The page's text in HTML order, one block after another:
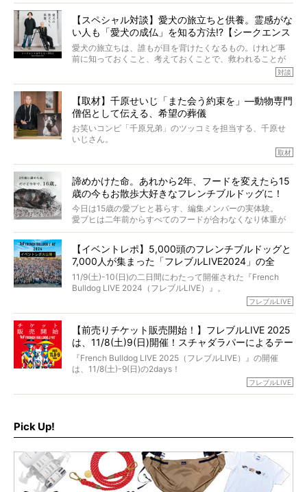
とりを目の当たりにするほどに、そのフレンチブルドッグ
愛がわたしたちのそれとまったく同じであることに、なん
だかうれしくなってしまったのでした。
春奈さんとアムちゃんのすてきな暮らしを、BUHI編集長の
小西がいつくしみながら、切り取らせていただきます。
【スペシャル対談】愛犬の旅立ちと供養。霊感がな
い人も「愛犬の成仏」を知る方法!?【シークエンス
はやとも×PELI】
愛犬の旅立ちは、誰もが目を背けたくなるもの。けれど事
前に知っておくこと、考えておくことで、救われることが
力をもつお笑い芸人「シークエンスはやとも」さんに、愛
犬の旅立ちや供養についてインタビュー。
インタビュアー兼対談相手は、大の犬好きで心霊分野の知
識にも長けているPELIさん。
「愛犬が旅立ったあと、ベッドやおもちゃはどうすればい
い？」「お骨はどうするべき？」「お花やお線香は喜んで
くれる？」
さらには、霊感がない人でも愛犬が成仏したことを知る方
法まで。
お笑い芸人だからこそ暗くなりすぎない、むしろ心がスッ
と軽くなる。
永久保存版のスペシャル対談です！
対談
【取材】千原せいじ「また会う約束を」―動物専門
僧侶として伝える、希望の葬儀
お笑いコンビ「千原兄弟」のツッコミを担当する、千原せ
いじさん。
今年で結成35周年を迎え、芸人としての活躍も目覚ましい
た。
僧侶としての名は「靖賢（せいけん）」。
当時54歳という年齢にして、なぜ動物専門僧侶という道を
選んだのか。
また、愛犬の旅立ちとどのように向き合うべきなのか。
た。
取材
諦めかけた命。あれから2年、フードを変えたら15
歳の今もお散歩大好きなフレンチブルドッグに！
今日は15歳の愛ブヒと暮らす、編集メンバーの実体験。
愛ブヒは二年前からすべてのフードが合わなくなり体重が
激減。検査をしても異常はなく「年齢のせいですね…」と言
もう諦めるしかないのかな…そんなとき、我が家に届いたの
が「THE fu-do(ザ・フード)」の試食品でした。
そして「THE fu-do(ザ・フード)」を食べつづけて二年、愛
ブヒは15歳になり、今も元気にお散歩をしています。
今回は、二年前の絶望から今までを包み隠さず、時系列で
【イベントレポ】5,000頭のフレンチブルドッグと
7,000人が集まった「フレブルLIVE2024」の全
貌！
11/9(土)-10(日)の二日間にわたって開催された『French
Bulldog LIVE 2024（フレブルLIVE）』。
今年はのべ5,000頭のフレンチブルドッグと7,000人のフレ
day1の司会はフレブルラバーのロッチさん。day2の音楽フ
ェスには世代ど真ん中のPUFFYが出演するなど、例年以上
に豪華なラインナップ。
北は北海道、南は鹿児島県から。全国のフレンチブルドッ
グが一堂に会した「フレブルLIVE2024」の模様を、詳しく
フレブルLIVE
【前売りチケット販売開始！】フレブルLIVE 2025
は、11/8(土)9(日)開催！スチャダラパーによるテー
マソング制作も決定
『French Bulldog LIVE 2025（フレブルLIVE）』の開催
は、11/8(土)-9(日)の2days！
お得な前売りチケット、いよいよ販売スタートです！
ど、内容盛りだくさんでお送りしていますので、最後まで
お見逃しなく！
フレブルLIVE
Pick Up!